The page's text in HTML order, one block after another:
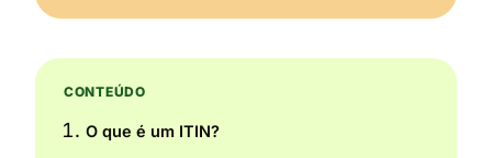
CONTEÚDO
O que é um ITIN?